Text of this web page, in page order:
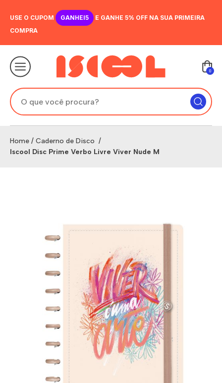
USE O CUPOM GANHEI5
E GANHE 5% OFF NA SUA PRIMEIRA
COMPRA
0
Home / Caderno de Disco /
Iscool Disc Prime Verbo Livre Viver Nude M